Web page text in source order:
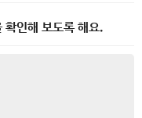
확인해 보도록 해요.